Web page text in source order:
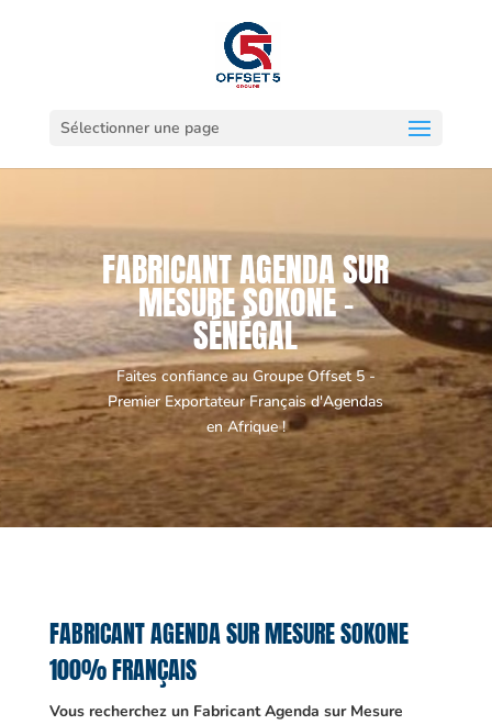
Sélectionner une page
FABRICANT AGENDA SUR
MESURE SOKONE -
SÉNÉGAL
Faites confiance au Groupe Offset 5 -
Premier Exportateur Français d'Agendas
en Afrique !
FABRICANT AGENDA SUR MESURE SOKONE
100% FRANÇAIS
Vous recherchez un Fabricant Agenda sur Mesure